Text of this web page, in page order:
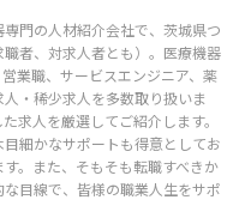
門の人材紹介会社で、茨城県つ
者、対求人者とも）。医療機器
業職、サービスエンジニア、薬
・稀少求人を多数取り扱いま
求人を厳選してご紹介します。
細かなサポートも得意としてお
。また、そもそも転職すべきか
目線で、皆様の職業人生をサポ